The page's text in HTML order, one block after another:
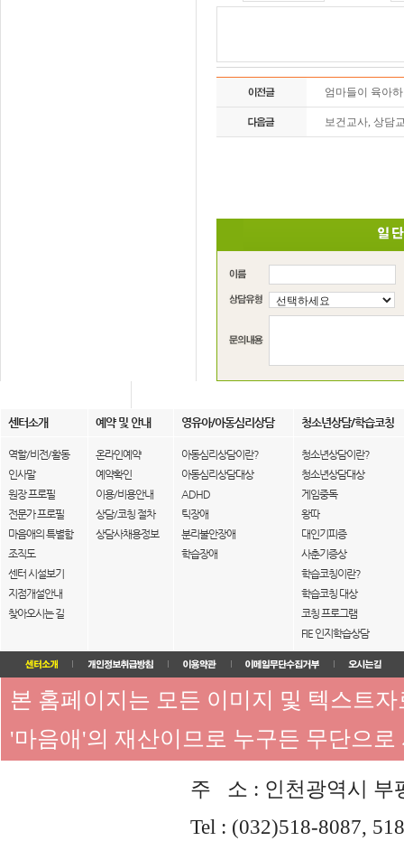
엄마들이 육아
보건교사, 상담
센터소개 예약 및 안내 영유아/아동심리상담 청소년상담/학습코칭
역할/비전/활동
인사말
원장 프로필
전문가 프로필
마음애의 특별함
조직도
센터 시설보기
지점개설안내
찾아오시는 길
온라인예약
예약확인
이용/비용안내
상담/코칭 절차
상담사채용정보
아동심리상담이란?
아동심리상담대상
ADHD
틱장애
분리불안장애
학습장애
청소년상담이란?
청소년상담대상
게임중독
왕따
대인기피증
사춘기증상
학습코칭이란?
학습코칭 대상
코칭 프로그램
FIE 인지학습상담
본 홈페이지는 모든 이미지 및 텍스트
'마음애'의 재산이므로 누구든 무단으
주 소 : 인천광역시 부
Tel : (032)518-8087,